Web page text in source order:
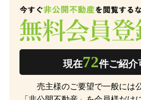
現在72件ご紹介
売主様のご要望で一般には